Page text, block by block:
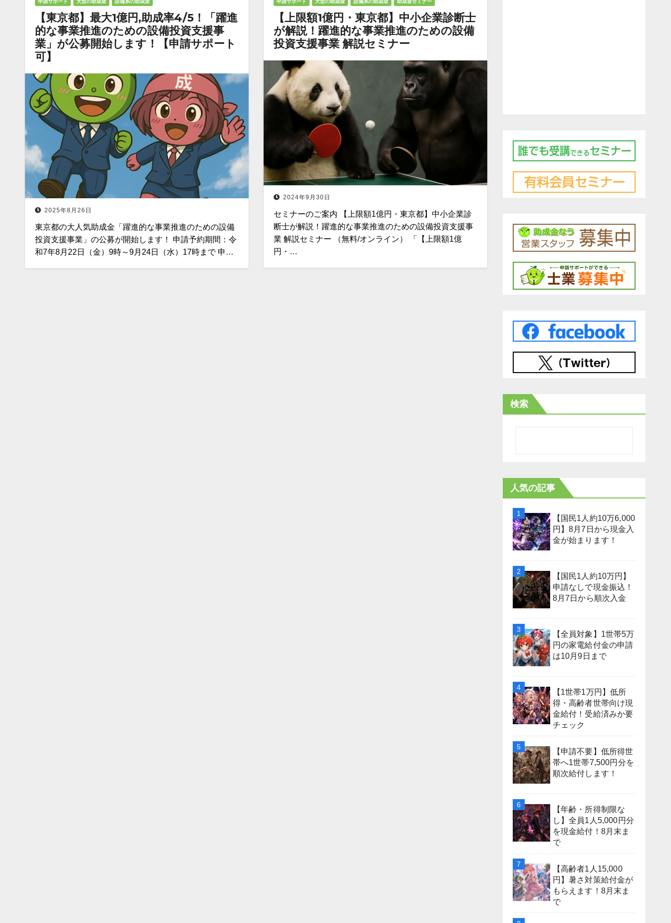
申請サポート 大型の助成金 設備系の助成金
【東京都】最大1億円,助成率4/5！「躍進
的な事業推進のための設備投資支援事
業」が公募開始します！【申請サポート
可】
2025年8月26日
東京都の大人気助成金「躍進的な事業推進のための設備
投資支援事業」の公募が開始します！ 申請予約期間：令
和7年8月22日（金）9時～9月24日（水）17時まで 申…
申請サポート 大型の助成金 設備系の助成金 助成金セミナー
【上限額1億円・東京都】中小企業診断士
が解説！躍進的な事業推進のための設備
投資支援事業 解説セミナー
2024年9月30日
セミナーのご案内 【上限額1億円・東京都】中小企業診
断士が解説！躍進的な事業推進のための設備投資支援事
業 解説セミナー （無料/オンライン） 「【上限額1億
円・…
検索
人気の記事
【国民1人約10万6,000
円】8月7日から現金入
金が始まります！
【国民1人約10万円】
申請なしで現金振込！
8月7日から順次入金
【全員対象】1世帯5万
円の家電給付金の申請
は10月9日まで
【1世帯1万円】低所
得・高齢者世帯向け現
金給付！受給済みか要
チェック
【申請不要】低所得世
帯へ1世帯7,500円分を
順次給付します！
【年齢・所得制限な
し】全員1人5,000円分
を現金給付！8月末ま
で
【高齢者1人15,000
円】暑さ対策給付金が
もらえます！8月末ま
で